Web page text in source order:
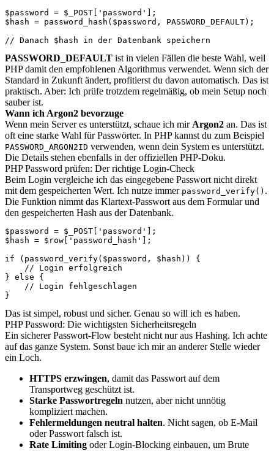
$password = $_POST['password'];
$hash = password_hash($password, PASSWORD_DEFAULT);
// Danach $hash in der Datenbank speichern
PASSWORD_DEFAULT ist in vielen Fällen die beste Wahl, weil
PHP damit den empfohlenen Algorithmus verwendet. Wenn sich der
Standard in Zukunft ändert, profitierst du davon automatisch. Das ist
praktisch. Aber: Ich prüfe trotzdem regelmäßig, ob mein Setup noch
sauber ist.
Wann ich Argon2 bevorzuge
Wenn mein Server es unterstützt, schaue ich mir Argon2 an. Das ist
oft eine starke Wahl für Passwörter. In PHP kannst du zum Beispiel
PASSWORD_ARGON2ID verwenden, wenn dein System es unterstützt.
Die Details stehen ebenfalls in der offiziellen PHP-Doku.
PHP Password prüfen: Der richtige Login-Check
Beim Login vergleiche ich das eingegebene Passwort nicht direkt
mit dem gespeicherten Wert. Ich nutze immer password_verify() .
Die Funktion nimmt das Klartext-Passwort aus dem Formular und
den gespeicherten Hash aus der Datenbank.
$password = $_POST['password'];
$hash = $row['password_hash'];
if (password_verify($password, $hash)) {
    // Login erfolgreich
} else {
    // Login fehlgeschlagen
}
Das ist simpel, robust und sicher. Genau so will ich es haben.
PHP Password: Die wichtigsten Sicherheitsregeln
Ein sicherer Passwort-Flow besteht nicht nur aus Hashing. Ich achte
auf das ganze System. Sonst baue ich mir an anderer Stelle wieder
ein Loch.
HTTPS erzwingen, damit das Passwort auf dem
Transportweg geschützt ist.
Starke Passwortregeln nutzen, aber nicht unnötig
kompliziert machen.
Fehlermeldungen neutral halten. Nicht sagen, ob E-Mail
oder Passwort falsch ist.
Rate Limiting oder Login-Blocking einbauen, um Brute